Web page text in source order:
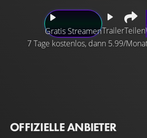
Gratis StreamenTrailerTeilen
7 Tage kostenlos, dann 5.99/
Moralkodex, der nach fast einem Jahr
OFFIZIELLE ANBIETER